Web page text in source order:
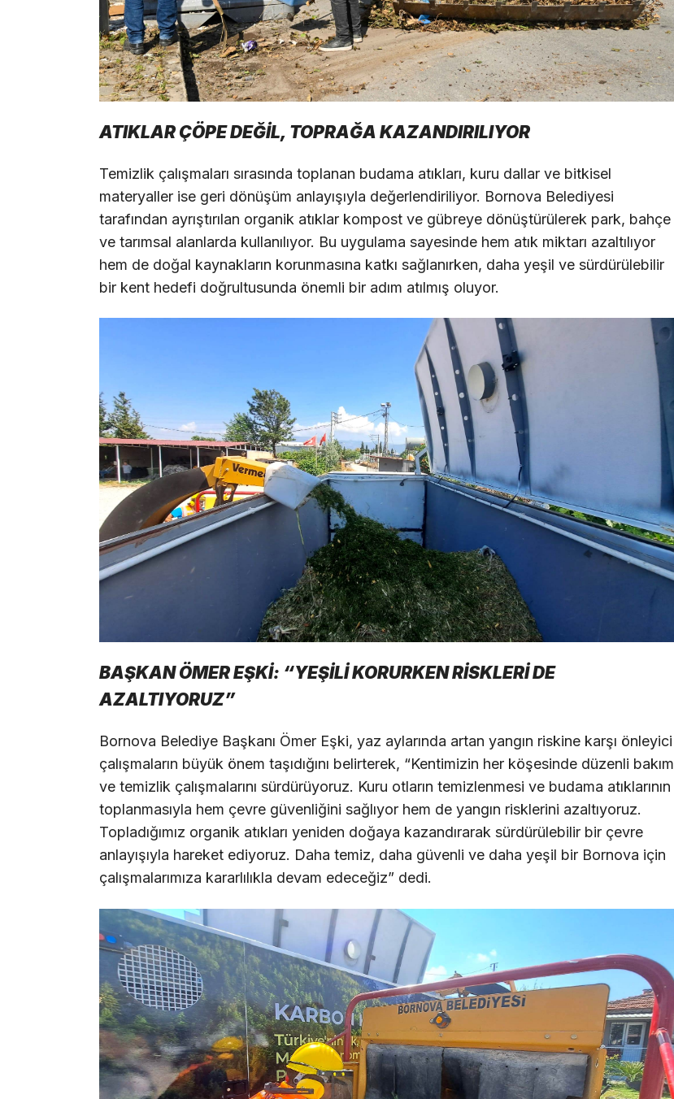
ATIKLAR ÇÖPE DEĞİL, TOPRAĞA KAZANDIRILIYOR
Temizlik çalışmaları sırasında toplanan budama atıkları, kuru dallar ve bitkisel
materyaller ise geri dönüşüm anlayışıyla değerlendiriliyor. Bornova Belediyesi
tarafından ayrıştırılan organik atıklar kompost ve gübreye dönüştürülerek park, bahçe
ve tarımsal alanlarda kullanılıyor. Bu uygulama sayesinde hem atık miktarı azaltılıyor
hem de doğal kaynakların korunmasına katkı sağlanırken, daha yeşil ve sürdürülebilir
bir kent hedefi doğrultusunda önemli bir adım atılmış oluyor.
BAŞKAN ÖMER EŞKİ: “YEŞİLİ KORURKEN RİSKLERİ DE
AZALTIYORUZ”
Bornova Belediye Başkanı Ömer Eşki, yaz aylarında artan yangın riskine karşı önleyici
çalışmaların büyük önem taşıdığını belirterek, “Kentimizin her köşesinde düzenli bakım
ve temizlik çalışmalarını sürdürüyoruz. Kuru otların temizlenmesi ve budama atıklarının
toplanmasıyla hem çevre güvenliğini sağlıyor hem de yangın risklerini azaltıyoruz.
Topladığımız organik atıkları yeniden doğaya kazandırarak sürdürülebilir bir çevre
anlayışıyla hareket ediyoruz. Daha temiz, daha güvenli ve daha yeşil bir Bornova için
çalışmalarımıza kararlılıkla devam edeceğiz” dedi.